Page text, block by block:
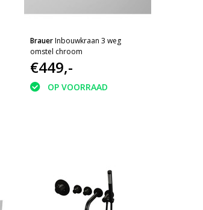
BrauerInbouwkraan 3 weg
omstel chroom
€449,-
OP VOORRAAD